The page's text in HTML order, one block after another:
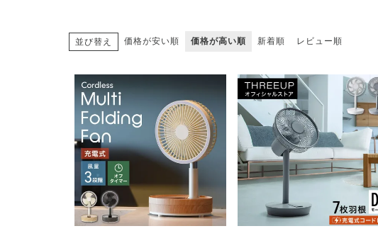
並び替え 価格が安い順 価格が高い順 新着順 レビュー順